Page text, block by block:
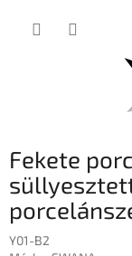
Fekete
Y01-B2